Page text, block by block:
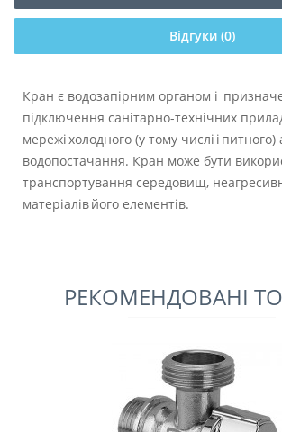
Відгуки (0)
Кран є водозапірним органом і
підключення санітарно-технічних
мережі холодного (у тому числі і
водопостачання. Кран може бути
транспортування середовищ,
матеріалів його елементів.
РЕКОМЕНДОВАНІ